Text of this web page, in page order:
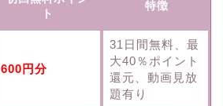
ト
特徴
600円分
31日間無料、最
大40％ポイント
還元、動画見放
題有り